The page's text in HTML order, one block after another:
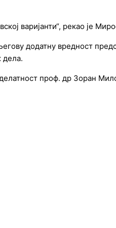
варијанти“, рекао је
додатну вредност
дела.
проф. др Зоран